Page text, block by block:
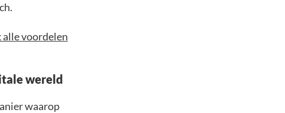
alle voordelen
wereld
waarop